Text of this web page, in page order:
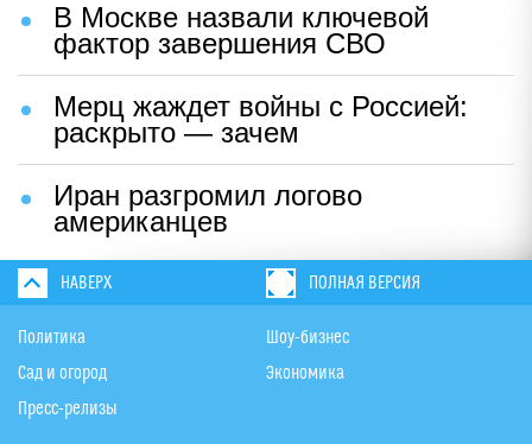
В Москве назвали ключевой
фактор завершения СВО
Мерц жаждет войны с Россией:
раскрыто — зачем
Иран разгромил логово
американцев
НАВЕРХ ПОЛНАЯ ВЕРСИЯ
Политика
Сад и огород
Пресс-релизы
Шоу-бизнес
Экономика